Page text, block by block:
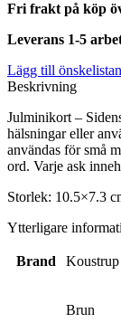
Fri frakt på köp
Leverans 1-5
Lägg till önskelistan
Beskrivning
Julminikort –
hälsningar eller
användas för små
ord. Varje ask
Storlek: 10.5×7.3
Ytterligare
Brand
Brun